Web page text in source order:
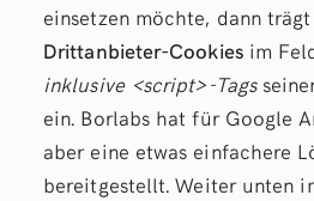
einsetzen möchte, dann
Drittanbieter-Cookiesim
inklusive <script>-Tags
ein. Borlabs hat für Google
aber eine etwas einfachere
bereitgestellt. Weiter unten